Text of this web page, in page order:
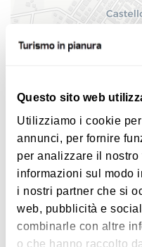
Questo sito web
Utilizziamo i cookie
annunci, per fornire
per analizzare il
informazioni sul modo
i nostri partner che si
web, pubblicità e
combinarle con altre
o che hanno raccolto
tenore Francesco
nativo di Castello
Negli anni ’90
decide l’acquisizione
trova il Teatro e
di ristrutturazione.
teatro, che può
espositiva, ospita
teatrali e musicali.
maggio 2012, il teatro
chiuso per un breve
riaperto il 7 ottobre
Teatro comunale La
Via Matteotti 150
40050 Castello d'Argile
COME ARRIVARE